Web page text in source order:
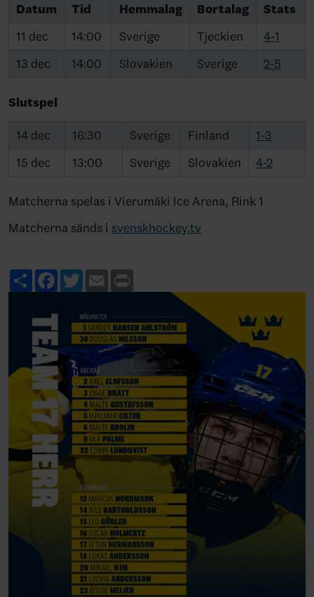
Datum Tid Hemmalag Bortalag
Stats
11 dec
14:00 Sverige Tjeckien
4-1
13 dec
14:00 Slovakien Sverige 2-5
Slutspel
14 dec 16:30 Sverige Finland
1-3
15 dec
13:00 Sverige Slovakien 4-2
Matcherna spelas i Vierumäki Ice Arena, Rink 1
Matcherna sänds i svenskhockey.tv
ShareFacebook
TwitterEmail